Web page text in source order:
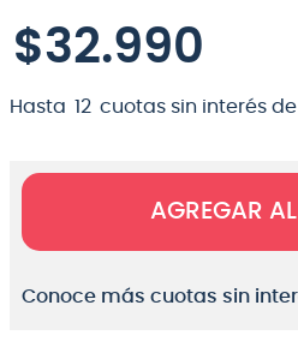
$32.990
Hasta 12 cuotas sin interés de
AGREGAR
Conoce más cuotas sin
9 .
micrófono
10. violin